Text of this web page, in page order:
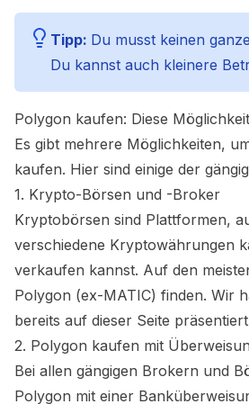
Tipp: Du musst keinen
Du kannst auch kleinere
Polygon kaufen: Diese
Es gibt mehrere Möglichkeiten,
kaufen. Hier sind einige der
1. Krypto-Börsen und -Broker
Kryptobörsen sind Plattformen,
verschiedene Kryptowährungen
verkaufen kannst. Auf den
Polygon (ex-MATIC) finden. Wir
bereits auf dieser Seite
2. Polygon kaufen mit
Bei allen gängigen Brokern und
Polygon mit einer